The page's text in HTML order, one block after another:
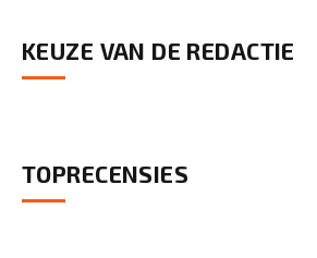
KEUZE VAN DE REDACTIE
TOPRECENSIES